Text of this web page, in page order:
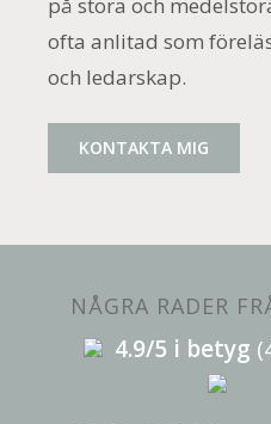
ofta anlitad som
och ledarskap.
KONTAKTA MIG
NÅGRA RADER
4.9/5 i betyg